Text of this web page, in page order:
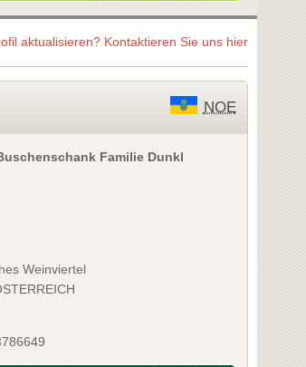
aktualisieren? Kontaktieren Sie uns hier
NOE
Familie Dunkl
Weinviertel